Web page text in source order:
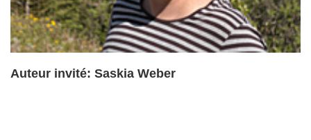
Auteur invité: Saskia Weber